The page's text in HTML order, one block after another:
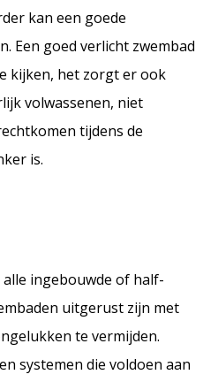
kan een goede
Een goed verlicht zwembad
kijken, het zorgt er ook
volwassenen, niet
tijdens de
is.
ingebouwde of half-
uitgerust zijn met
te vermijden.
systemen die voldoen aan